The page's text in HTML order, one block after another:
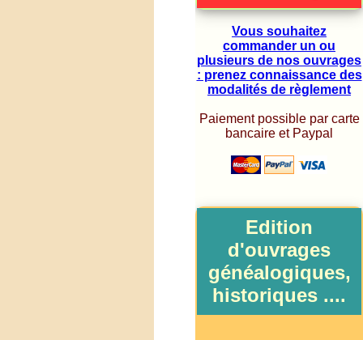
Vous souhaitez
commander un ou
plusieurs de nos ouvrages
: prenez connaissance des
modalités de règlement
Paiement possible par carte
bancaire et Paypal
Edition
d'ouvrages
généalogiques,
historiques ....